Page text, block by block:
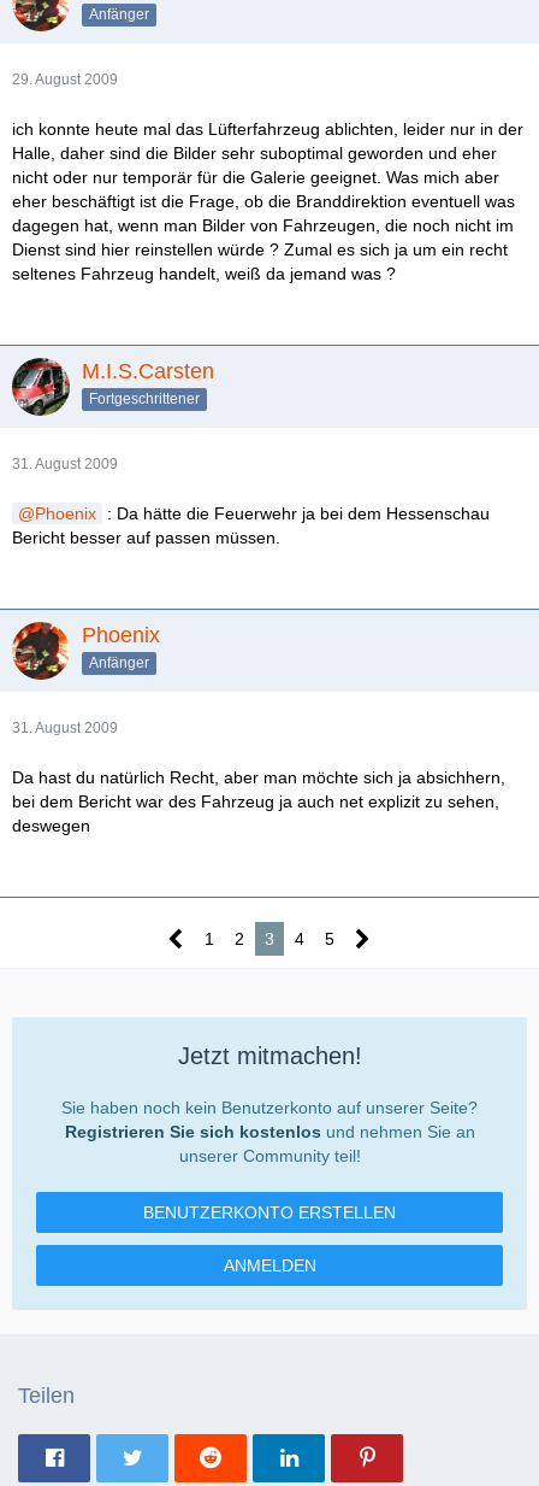
Anfänger
29. August 2009
ich konnte heute mal das Lüfterfahrzeug ablichten, leider nur in der
Halle, daher sind die Bilder sehr suboptimal geworden und eher
nicht oder nur temporär für die Galerie geeignet. Was mich aber
eher beschäftigt ist die Frage, ob die Branddirektion eventuell was
dagegen hat, wenn man Bilder von Fahrzeugen, die noch nicht im
Dienst sind hier reinstellen würde ? Zumal es sich ja um ein recht
seltenes Fahrzeug handelt, weiß da jemand was ?
M.I.S.Carsten
Fortgeschrittener
31. August 2009
Phoenix
: Da hätte die Feuerwehr ja bei dem Hessenschau
Bericht besser auf passen müssen.
Phoenix
Anfänger
31. August 2009
Da hast du natürlich Recht, aber man möchte sich ja absichhern,
bei dem Bericht war des Fahrzeug ja auch net explizit zu sehen,
deswegen
1 2 3 4 5
Jetzt mitmachen!
Sie haben noch kein Benutzerkonto auf unserer Seite?
Registrieren Sie sich kostenlos und nehmen Sie an
unserer Community teil!
BENUTZERKONTO ERSTELLEN
ANMELDEN
Teilen